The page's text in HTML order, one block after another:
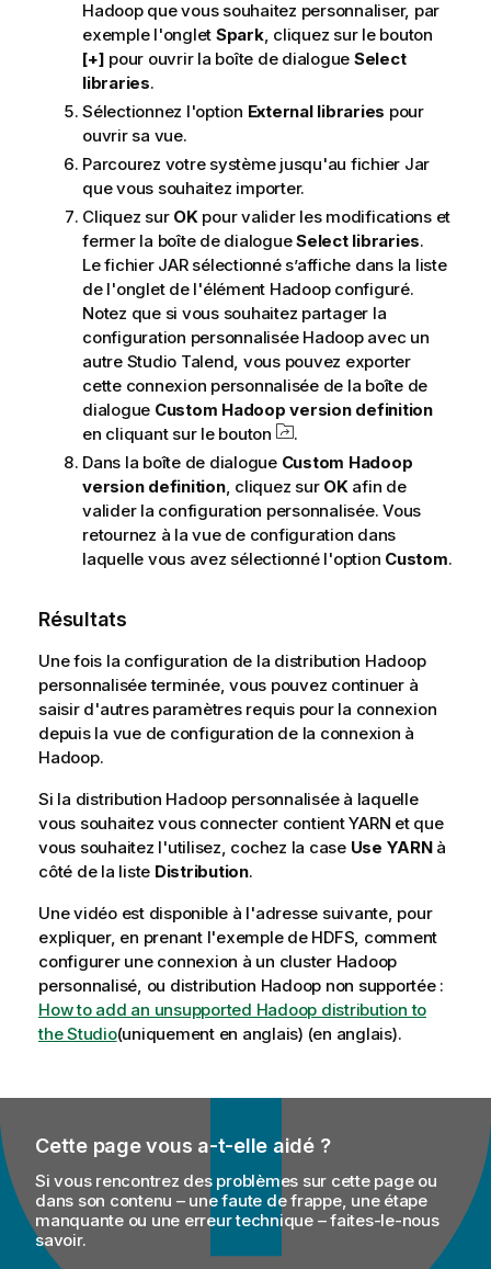
Hadoop que vous souhaitez personnaliser, par
exemple l'onglet Spark, cliquez sur le bouton
[+] pour ouvrir la boîte de dialogue Select
libraries.
Sélectionnez l'option External libraries pour
ouvrir sa vue.
Parcourez votre système jusqu'au fichier Jar
que vous souhaitez importer.
Cliquez sur OK pour valider les modifications et
fermer la boîte de dialogueSelect libraries.
Le fichier JAR sélectionné s’affiche dans la liste
de l'onglet de l'élément Hadoop configuré.
Notez que si vous souhaitez partager la
configuration personnalisée Hadoop avec un
autre Studio Talend , vous pouvez exporter
cette connexion personnalisée de la boîte de
dialogue Custom Hadoop version definition
en cliquant sur le bouton
.
Dans la boîte de dialogue Custom Hadoop
version definition, cliquez sur OK afin de
valider la configuration personnalisée. Vous
retournez à la vue de configuration dans
laquelle vous avez sélectionné l'option Custom.
Résultats
Une fois la configuration de la distribution Hadoop
personnalisée terminée, vous pouvez continuer à
saisir d'autres paramètres requis pour la connexion
depuis la vue de configuration de la connexion à
Hadoop.
Si la distribution Hadoop personnalisée à laquelle
vous souhaitez vous connecter contient YARN et que
vous souhaitez l'utilisez, cochez la case Use YARNà
côté de la liste Distribution.
Une vidéo est disponible à l'adresse suivante, pour
expliquer, en prenant l'exemple de HDFS, comment
configurer une connexion à un cluster Hadoop
personnalisé, ou distribution Hadoop non supportée :
How to add an unsupported Hadoop distribution to
the Studio(uniquement en anglais) (en anglais).
Cette page vous a-t-elle aidé ?
Si vous rencontrez des problèmes sur cette page ou
dans son contenu – une faute de frappe, une étape
manquante ou une erreur technique – faites-le-nous
savoir.